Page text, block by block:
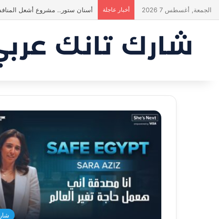
الجمعة, أغسطس 7 2026 أخبار عاجلة ياسين منصور كان ليه رأي تاني